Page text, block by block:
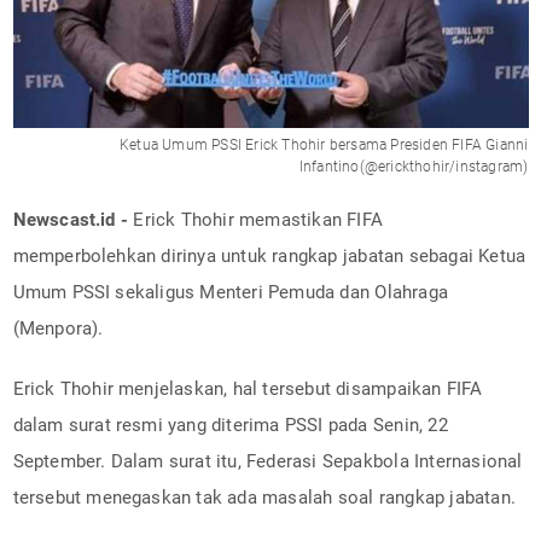
Ketua Umum PSSI Erick Thohir bersama Presiden FIFA Gianni
Infantino(@erickthohir/instagram)
Newscast.id - Erick Thohir memastikan FIFA
memperbolehkan dirinya untuk rangkap jabatan sebagai Ketua
Umum PSSI sekaligus Menteri Pemuda dan Olahraga
(Menpora).
Erick Thohir menjelaskan, hal tersebut disampaikan FIFA
dalam surat resmi yang diterima PSSI pada Senin, 22
September. Dalam surat itu, Federasi Sepakbola Internasional
tersebut menegaskan tak ada masalah soal rangkap jabatan.